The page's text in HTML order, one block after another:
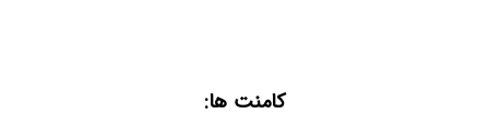
کامنت ها: